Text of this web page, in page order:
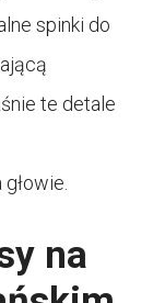
spinki do
te detale
na